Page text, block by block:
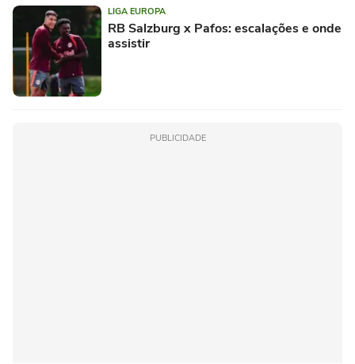
LIGA EUROPA
RB Salzburg x Pafos: escalações e onde
assistir
PUBLICIDADE